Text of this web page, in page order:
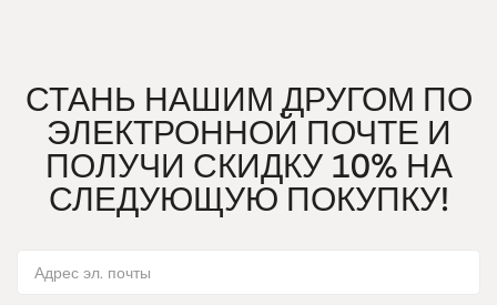
СТАНЬ НАШИМ ДРУГОМ ПО
ЭЛЕКТРОННОЙ ПОЧТЕ И
ПОЛУЧИ СКИДКУ 10% НА
СЛЕДУЮЩУЮ ПОКУПКУ!